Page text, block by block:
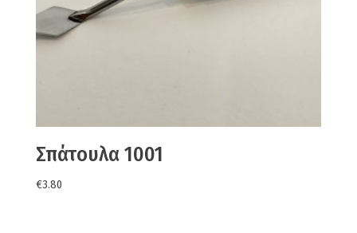
Σπάτουλα 1001
€3.80